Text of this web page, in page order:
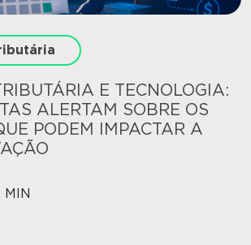
E TECNOLOGIA:
ALERTAM SOBRE OS
PODEM IMPACTAR A
MIN